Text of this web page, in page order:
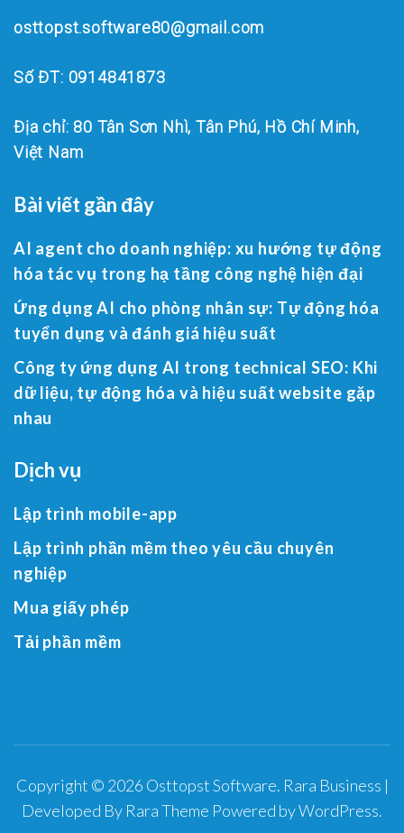
osttopst.software80@gmail.com
Số ĐT: 0914841873
Địa chỉ: 80 Tân Sơn Nhì, Tân Phú, Hồ Chí Minh,
Việt Nam
Bài viết gần đây
AI agent cho doanh nghiệp: xu hướng tự động
hóa tác vụ trong hạ tầng công nghệ hiện đại
Ứng dụng AI cho phòng nhân sự: Tự động hóa
tuyển dụng và đánh giá hiệu suất
Công ty ứng dụng AI trong technical SEO: Khi
dữ liệu, tự động hóa và hiệu suất website gặp
nhau
Dịch vụ
Lập trình mobile-app
Lập trình phần mềm theo yêu cầu chuyên
nghiệp
Mua giấy phép
Tải phần mềm
Copyright © 2026 Osttopst Software. Rara Business |
Developed By Rara Theme Powered byWordPress.